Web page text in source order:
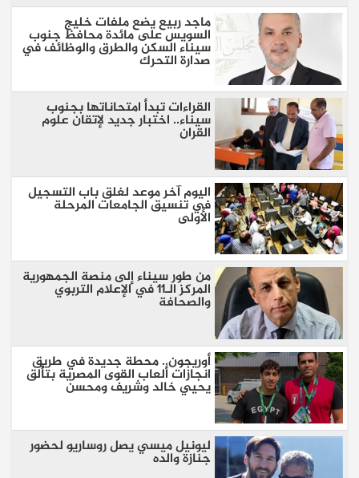
ماجد ربيع يضع ملفات خليج
السويس على مائدة محافظ جنوب
سيناء السكن والطرق والوظائف في
صدارة التحرك
القراءات تبدأ امتحاناتها بجنوب
سيناء.. اختبار جديد لإتقان علوم
القران
اليوم آخر موعد لغلق باب التسجيل
في تنسيق الجامعات المرحلة
الأولى
من طور سيناء إلى منصة الجمهورية
المركز الـ11 في الإعلام التربوي
والصحافة
أوريجون.. محطة جديدة في طريق
انجازات ألعاب القوى المصرية بتألق
يحيي خالد وشريف ومحسن
ليونيل ميسي يصل روساريو لحضور
جنازة والده